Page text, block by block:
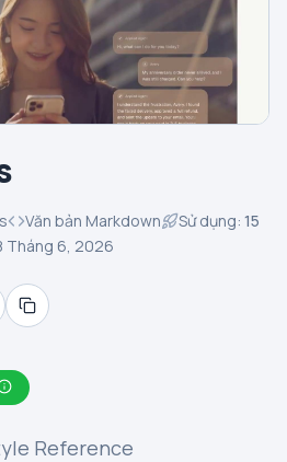
Văn bản Markdown Sử dụng: 15
Tháng 6, 2026
Reference